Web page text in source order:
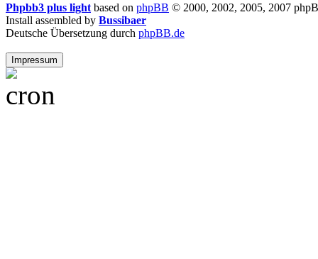
Phpbb3 plus light based on phpBB © 2000, 2002, 2005, 2007
Install assembled by Bussibaer
Deutsche Übersetzung durch phpBB.de